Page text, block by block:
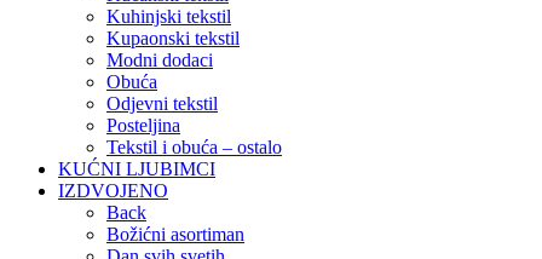
Kuhinjski tekstil
Kupaonski tekstil
Modni dodaci
Obuća
Odjevni tekstil
Posteljina
Tekstil i obuća – ostalo
KUĆNI LJUBIMCI
IZDVOJENO
Back
Božićni asortiman